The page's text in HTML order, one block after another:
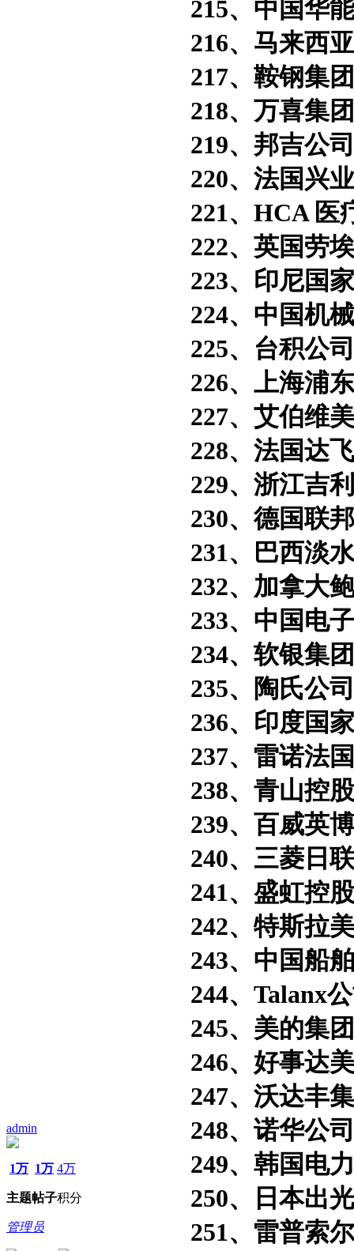
admin
1万
主题
1万
帖子
4万
积分
管理员
215、中国华能
216、马来西亚
217、鞍钢集团
218、万喜集团
219、邦吉公司
220、法国兴业
221、HCA 医
222、英国劳埃
223、印尼国家
224、中国机械
225、台积公司
226、上海浦东
227、艾伯维
228、法国达飞
229、浙江吉利
230、德国联邦
231、巴西淡水
232、加拿大鲍
233、中国电子
234、软银集团
235、陶氏公司
236、印度国家
237、雷诺法国
238、青山控股
239、百威英博
240、三菱日联
241、盛虹控股
242、特斯拉
243、中国船舶
244、Talanx公
245、美的集团
246、好事达
247、沃达丰集
248、诺华公司
249、韩国电力
250、日本出光
251、雷普索尔